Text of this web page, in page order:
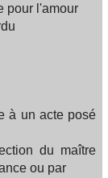
pour l'amour
à un acte posé
du maître
ou par